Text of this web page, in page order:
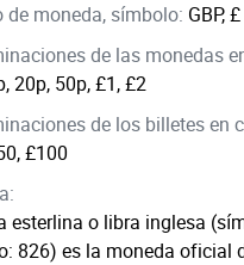
de moneda, símbolo: GBP, £
de las monedas
20p, 50p, £1, £2
de los billetes en
£100
esterlina o libra inglesa
826) es la moneda oficial